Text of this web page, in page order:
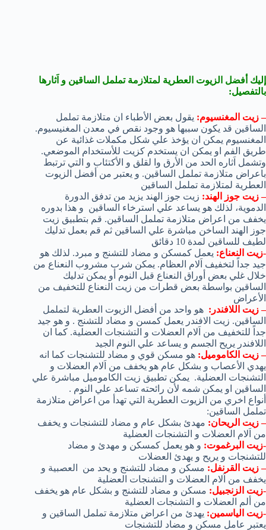
إليك أفضل الزيوت العطرية لمتلازمة تململ الساقين و اَثارها
بالتفصيل:
– زيت المغنسيوم: يقول بعض الأطباء ان متلازمة تململ
الساقين قد يكون سببها هو وجود نقص في معدن المغنيسيوم.
المغنسيوم يمكن ان يؤخذ علي شكل مكملات غذائية عن
طريق الفم او يمكن ان يستخدم كزيت للأستخدام الموضعي.
وتشمل اَثاره الحد من الأرق وا لقلق و الأكتئاب و التي ترتبط
باعراض متلازمة تململ الساقين. و يعتبر من أفضل الزيوت
العطرية لمتلازمة تململ الساقين
– زيت جوز الهند: زيت جوز الهند يزيد من تدفق الدورة
الدموية، لذلك هو يساعد علي استرخاء الساقين و هذا بدوره
يخفف من اعراض متلازمة تململ الساقين. قم بتطبيق زيت
جوز الهند الساخن مباشرة علي الساقين ثم قم بعمل تدليك
لطيف للساقين لمدة 10 دقائق
-زيت النعناع: يعمل كمسكن و مضاد للتشنج و مبرد. لذلك هو
جيد جداً لتخفيف اَلام العظام. يمكن شرب مشروب النعناع من
خلال غلي بعض أوراق النعناع قبل النوم أو يمكن تدليك
الساقين بواسطة بعض قطرات من زيت النعناع للتخفيف من
الأعراض
– زيت اللافندر: هو واحد من أفضل الزيوت العطرية لتململ
الساقين. زيت الافندر يعمل كمسن و مضاد للتشنج . و هو جيد
جداً للتخفيف من اَلام العضلات و التشنجات العضلية. كما ان
اللافندر يريح الجسم و يساعد علي النوم الجيد
– زيت الكاموميل: هو مسكن قوي و مضاد للتشنجات كما انه
يهدي الأعصاب و بشكل عام هو يخفف من اَلام العضلات و
التشنجات العضلية. يمكن تطبيق زيت الكاموميل مباشرة علي
الساقين او يمكن شمه لأن رائحته تساعد علي النوم .
أنواع اخري من الزيوت العطرية التي تهدأ من اعراض متلازمة
تململ الساقين:
– زيت الريحان: مهدئ بشكل عام و مضاد للتشنجات و يخفف
من اَلام العضلات و التشنجات العضلية
-زيت البرغموت: و هو يعمل كمسكن و مهدئ و مضاد
للتشنجات و يريح و يهدئ العضلات
– زيت القرنفل: مسكن و مضاد للتشنج و يحد من العصبية و
يخفف من اَلام العضلات و التشنجات العضلية
-زيت الزنجبيل: مسكن و مضاد للتشنج و بشكل عام هو يخفف
من ألم العضلات و التشنجات العضلية
-زيت الياسمين: يهدئ من اعراض متلازمة تململ الساقين و
يعتبر عامل مسكن و مضاد للتشنجات